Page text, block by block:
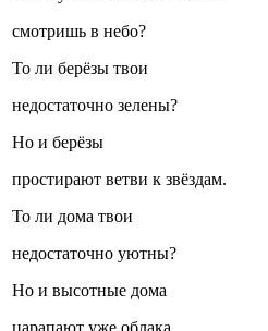
смотришь в небо?
То ли берёзы твои
недостаточно зелены?
Но и берёзы
простирают ветви к звёздам.
То ли дома твои
недостаточно уютны?
Но и высотные дома